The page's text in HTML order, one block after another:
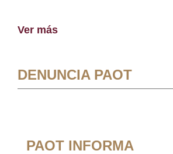
Ver más
DENUNCIA PAOT
PAOT INFORMA